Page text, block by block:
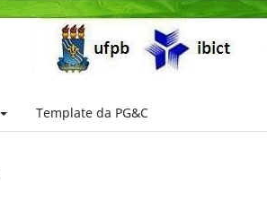
Template da PG&C